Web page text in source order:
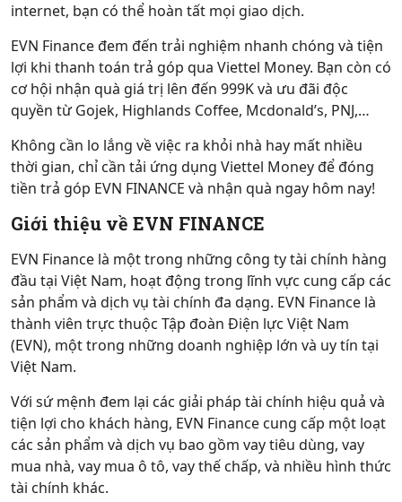
internet, bạn có thể hoàn tất mọi giao dịch.
EVN Finance đem đến trải nghiệm nhanh chóng và tiện
lợi khi thanh toán trả góp qua Viettel Money. Bạn còn có
cơ hội nhận quà giá trị lên đến 999K và ưu đãi độc
quyền từ Gojek, Highlands Coffee, Mcdonald’s, PNJ,…
Không cần lo lắng về việc ra khỏi nhà hay mất nhiều
thời gian, chỉ cần tải ứng dụng Viettel Money để đóng
tiền trả góp EVN FINANCE và nhận quà ngay hôm nay!
Giới thiệu về EVN FINANCE
EVN Finance là một trong những công ty tài chính hàng
đầu tại Việt Nam, hoạt động trong lĩnh vực cung cấp các
sản phẩm và dịch vụ tài chính đa dạng. EVN Finance là
thành viên trực thuộc Tập đoàn Điện lực Việt Nam
(EVN), một trong những doanh nghiệp lớn và uy tín tại
Việt Nam.
Với sứ mệnh đem lại các giải pháp tài chính hiệu quả và
tiện lợi cho khách hàng, EVN Finance cung cấp một loạt
các sản phẩm và dịch vụ bao gồm vay tiêu dùng, vay
mua nhà, vay mua ô tô, vay thế chấp, và nhiều hình thức
tài chính khác.